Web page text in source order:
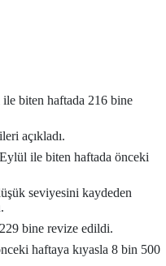
ile biten haftada 216 bine
açıkladı.
ile biten haftada önceki
seviyesini kaydeden
bine revize edildi.
haftaya kıyasla 8 bin 500